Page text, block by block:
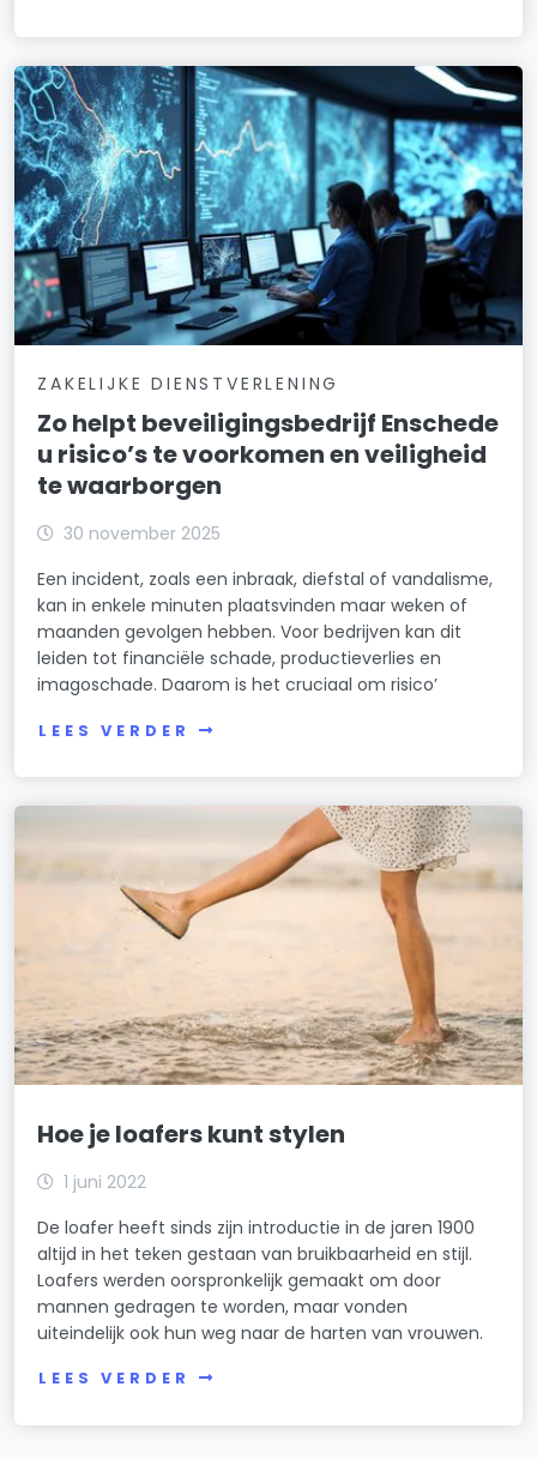
ZAKELIJKE DIENSTVERLENING
Zo helpt beveiligingsbedrijf Enschede
u risico’s te voorkomen en veiligheid
te waarborgen
30 november 2025
Een incident, zoals een inbraak, diefstal of vandalisme,
kan in enkele minuten plaatsvinden maar weken of
maanden gevolgen hebben. Voor bedrijven kan dit
leiden tot financiële schade, productieverlies en
imagoschade. Daarom is het cruciaal om risico’
LEES VERDER
Hoe je loafers kunt stylen
1 juni 2022
De loafer heeft sinds zijn introductie in de jaren 1900
altijd in het teken gestaan van bruikbaarheid en stijl.
Loafers werden oorspronkelijk gemaakt om door
mannen gedragen te worden, maar vonden
uiteindelijk ook hun weg naar de harten van vrouwen.
LEES VERDER